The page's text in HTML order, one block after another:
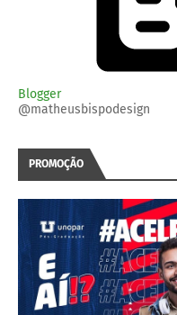
Blogger
@matheusbispodesign
PROMOÇÃO